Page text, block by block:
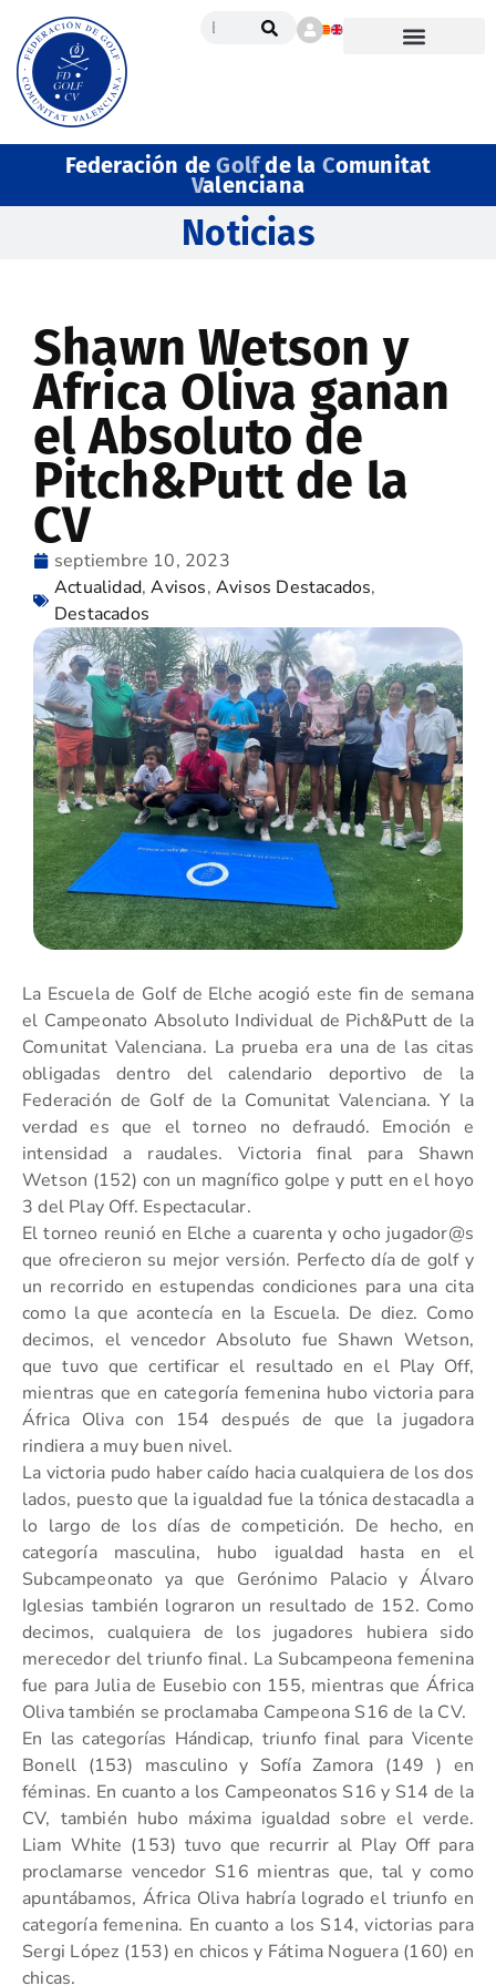
Federación deGolfde la Comunitat
Valenciana
Noticias
Shawn Wetson y
Africa Oliva ganan
el Absoluto de
Pitch&Putt de la
CV
septiembre 10, 2023
Actualidad,Avisos,Avisos Destacados,
Destacados
La Escuela de Golf de Elche acogió este fin de semana
el Campeonato Absoluto Individual de Pich&Putt de la
Comunitat Valenciana. La prueba era una de las citas
obligadas dentro del calendario deportivo de la
Federación de Golf de la Comunitat Valenciana. Y la
verdad es que el torneo no defraudó. Emoción e
intensidad a raudales. Victoria final para Shawn
Wetson (152) con un magnífico golpe y putt en el hoyo
3 del Play Off. Espectacular.
El torneo reunió en Elche a cuarenta y ocho jugador@s
que ofrecieron su mejor versión. Perfecto día de golf y
un recorrido en estupendas condiciones para una cita
como la que acontecía en la Escuela. De diez. Como
decimos, el vencedor Absoluto fue Shawn Wetson,
que tuvo que certificar el resultado en el Play Off,
mientras que en categoría femenina hubo victoria para
África Oliva con 154 después de que la jugadora
rindiera a muy buen nivel.
La victoria pudo haber caído hacia cualquiera de los dos
lados, puesto que la igualdad fue la tónica destacadla a
lo largo de los días de competición. De hecho, en
categoría masculina, hubo igualdad hasta en el
Subcampeonato ya que Gerónimo Palacio y Álvaro
Iglesias también lograron un resultado de 152. Como
decimos, cualquiera de los jugadores hubiera sido
merecedor del triunfo final. La Subcampeona femenina
fue para Julia de Eusebio con 155, mientras que África
Oliva también se proclamaba Campeona S16 de la CV.
En las categorías Hándicap, triunfo final para Vicente
Bonell (153) masculino y Sofía Zamora (149 ) en
féminas. En cuanto a los Campeonatos S16 y S14 de la
CV, también hubo máxima igualdad sobre el verde.
Liam White (153) tuvo que recurrir al Play Off para
proclamarse vencedor S16 mientras que, tal y como
apuntábamos, África Oliva habría logrado el triunfo en
categoría femenina. En cuanto a los S14, victorias para
Sergi López (153) en chicos y Fátima Noguera (160) en
chicas.